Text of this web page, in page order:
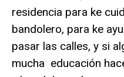
residencia para ke
bandolero, para ke
pasar las calles, y si
mucha educación